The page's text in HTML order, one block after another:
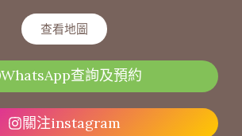
查看地圖
WhatsApp查詢及預約
關注instagram